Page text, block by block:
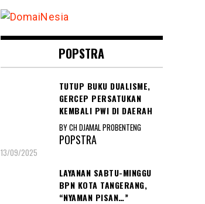
POPSTRA
TUTUP BUKU DUALISME,
GERCEP PERSATUKAN
KEMBALI PWI DI DAERAH
BY CH DJAMAL PROBENTENG
POPSTRA
13/09/2025
LAYANAN SABTU-MINGGU
BPN KOTA TANGERANG,
“NYAMAN PISAN…”